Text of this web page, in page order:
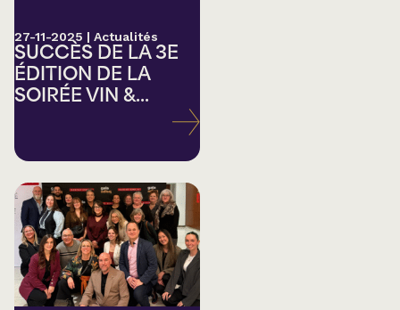
27-11-2025 | Actualités
SUCCÈS DE LA 3E
ÉDITION DE LA
SOIRÉE VIN &...